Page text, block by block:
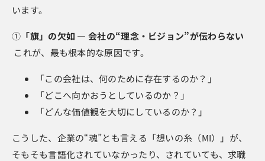
います。
① 「旗」の欠如 ― 会社の“理念・ビジョン”が伝わらない
これが、最も根本的な原因です。
「この会社は、何のために存在するのか？」
「どこへ向かおうとしているのか？」
「どんな価値観を大切にしているのか？」
こうした、企業の“魂”とも言える「想いの糸（MI）」が、
そもそも言語化されていなかったり、されていても、求職